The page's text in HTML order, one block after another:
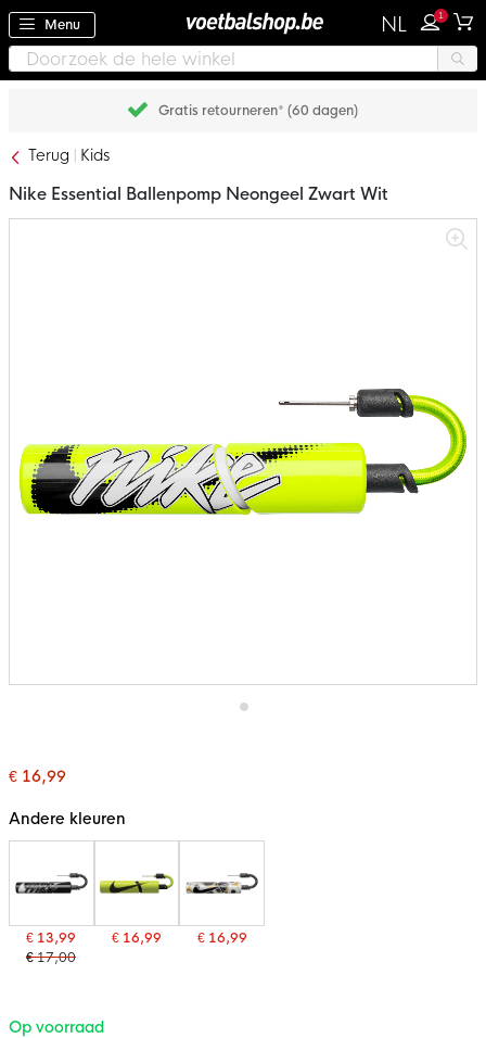
Menu NL 1
Achteraf betalen met Klarna
Terug Kids
begin
de
Nike Essential Ballenpomp Neongeel Zwart Wit
€ 16,99
Andere kleuren
€ 13,99
€ 17,00
€ 16,99 € 16,99
Op voorraad